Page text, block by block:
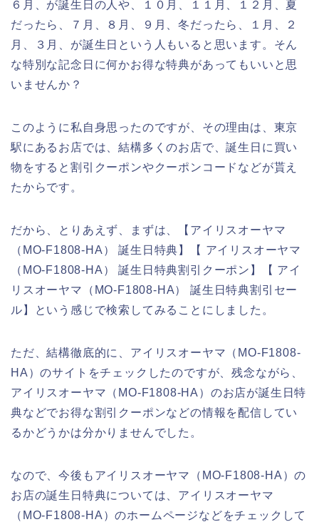
６月、が誕生日の人や、１０月、１１月、１２月、夏
だったら、７月、８月、９月、冬だったら、１月、２
月、３月、が誕生日という人もいると思います。そん
な特別な記念日に何かお得な特典があってもいいと思
いませんか？
このように私自身思ったのですが、その理由は、東京
駅にあるお店では、結構多くのお店で、誕生日に買い
物をすると割引クーポンやクーポンコードなどが貰え
たからです。
だから、とりあえず、まずは、【アイリスオーヤマ
（MO-F1808-HA） 誕生日特典】【 アイリスオーヤマ
（MO-F1808-HA） 誕生日特典割引クーポン】【 アイ
リスオーヤマ（MO-F1808-HA） 誕生日特典割引セー
ル】という感じで検索してみることにしました。
ただ、結構徹底的に、アイリスオーヤマ（MO-F1808-
HA）のサイトをチェックしたのですが、残念ながら、
アイリスオーヤマ（MO-F1808-HA）のお店が誕生日特
典などでお得な割引クーポンなどの情報を配信してい
るかどうかは分かりませんでした。
なので、今後もアイリスオーヤマ（MO-F1808-HA）の
お店の誕生日特典については、アイリスオーヤマ
（MO-F1808-HA）のホームページなどをチェックして